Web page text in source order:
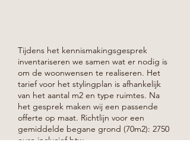
Tijdens het kennismakingsgesprek
inventariseren we samen wat er nodig is
om de woonwensen te realiseren. Het
tarief voor het stylingplan is afhankelijk
van het aantal m2 en type ruimtes. Na
het gesprek maken wij een passende
offerte op maat. Richtlijn voor een
gemiddelde begane grond (70m2): 2750
euro inclusief btw.